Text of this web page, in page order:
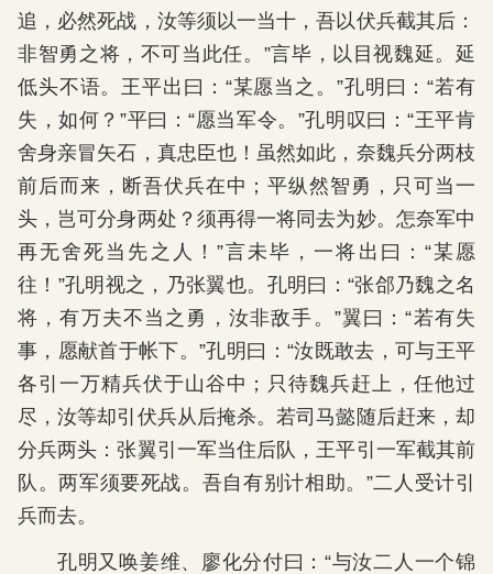
追，必然死战，汝等须以一当十，吾以伏兵截其后：
非智勇之将，不可当此任。”言毕，以目视魏延。延
低头不语。王平出曰：“某愿当之。”孔明曰：“若有
失，如何？”平曰：“愿当军令。”孔明叹曰：“王平肯
舍身亲冒矢石，真忠臣也！虽然如此，奈魏兵分两枝
前后而来，断吾伏兵在中；平纵然智勇，只可当一
头，岂可分身两处？须再得一将同去为妙。怎奈军中
再无舍死当先之人！”言未毕，一将出曰：“某愿
往！”孔明视之，乃张翼也。孔明曰：“张郃乃魏之名
将，有万夫不当之勇，汝非敌手。”翼曰：“若有失
事，愿献首于帐下。”孔明曰：“汝既敢去，可与王平
各引一万精兵伏于山谷中；只待魏兵赶上，任他过
尽，汝等却引伏兵从后掩杀。若司马懿随后赶来，却
分兵两头：张翼引一军当住后队，王平引一军截其前
队。两军须要死战。吾自有别计相助。”二人受计引
兵而去。
孔明又唤姜维、廖化分付曰：“与汝二人一个锦